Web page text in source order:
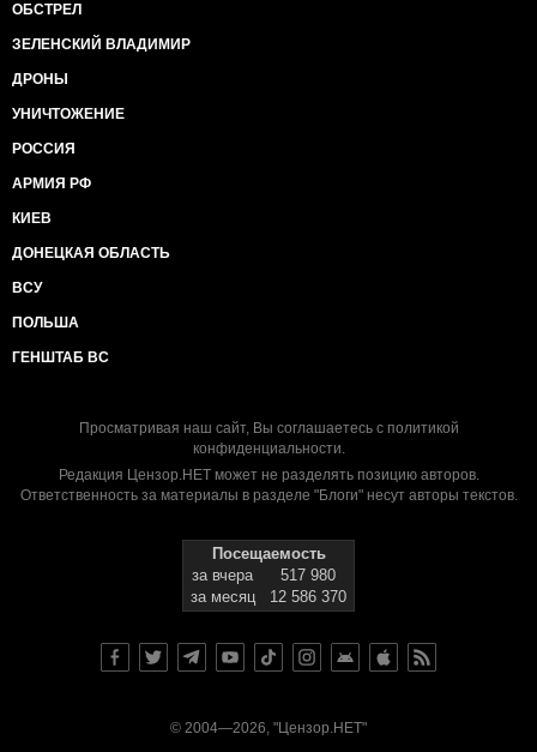
ОБСТРЕЛ
ЗЕЛЕНСКИЙ ВЛАДИМИР
ДРОНЫ
УНИЧТОЖЕНИЕ
РОССИЯ
АРМИЯ РФ
КИЕВ
ДОНЕЦКАЯ ОБЛАСТЬ
ВСУ
ПОЛЬША
ГЕНШТАБ ВС
Просматривая наш сайт, Вы соглашаетесь с политикой
конфиденциальности.
Редакция Цензор.НЕТ может не разделять позицию авторов.
Ответственность за материалы в разделе "Блоги" несут авторы текстов.
Посещаемость
за вчера
517 980
за месяц
12 586 370
© 2004—2026, "Цензор.НЕТ"